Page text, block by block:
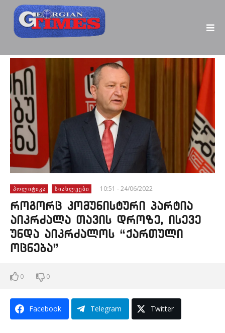
ᲞᲝᲚᲘᲢᲘᲙᲐ ᲡᲘᲐᲮᲚᲔᲔᲑᲘ 10:51 - 24/06/2022
როგორც კომუნისტური პარტია
აიკრძალა თავის დროზე, ისევე
უნდა აიკრძალოს “ქართული
ოცნება”
0 0
Facebook Telegram Twitter